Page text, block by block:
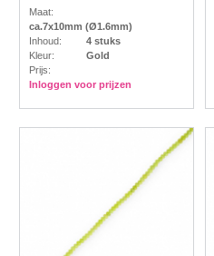
Maat:
ca.7x10mm (Ø1.6mm)
Inhoud:
4 stuks
Kleur:
Gold
Prijs:
Inloggen voor prijzen